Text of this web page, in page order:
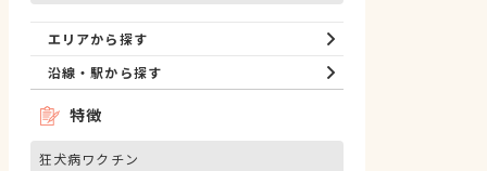
エリアから探す
沿線・駅から探す
特徴
狂犬病ワクチン